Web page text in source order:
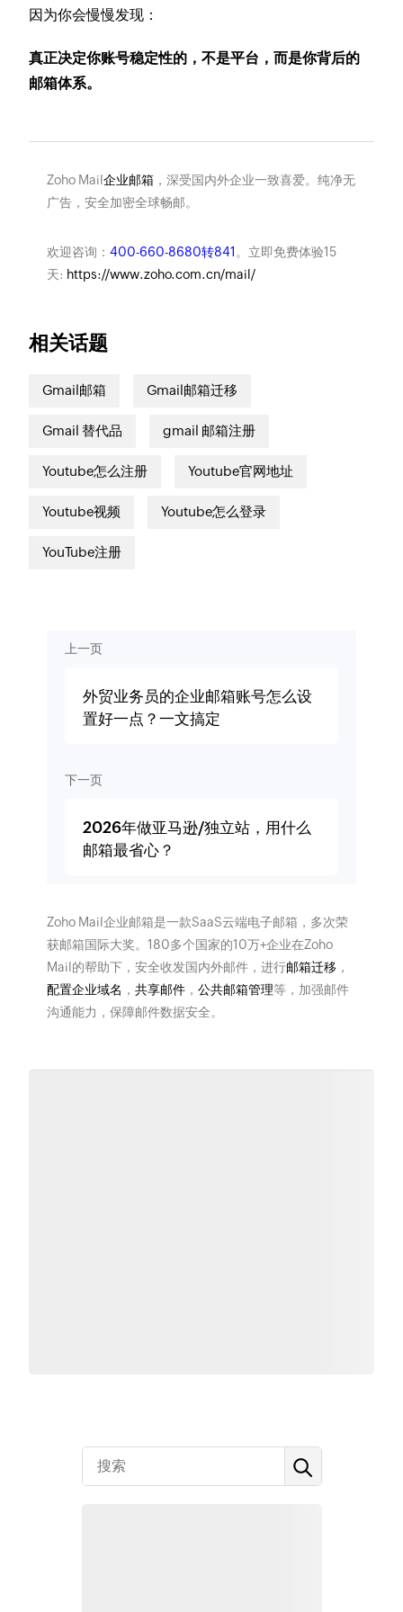
因为你会慢慢发现：
真正决定你账号稳定性的，不是平台，而是你背后的
邮箱体系。
Zoho Mail企业邮箱，深受国内外企业一致喜爱。纯净无
广告，安全加密全球畅邮。
欢迎咨询： 400-660-8680转841 。立即免费体验15
天: https://www.zoho.com.cn/mail/
相关话题
Gmail邮箱 Gmail邮箱迁移
Gmail 替代品 gmail 邮箱注册
Youtube怎么注册 Youtube官网地址
Youtube视频 Youtube怎么登录
YouTube注册
上一页
外贸业务员的企业邮箱账号怎么设
置好一点？一文搞定
下一页
2026年做亚马逊/独立站，用什么
邮箱最省心？
Zoho Mail企业邮箱是一款SaaS云端电子邮箱，多次荣
获邮箱国际大奖。180多个国家的10万+企业在Zoho
Mail的帮助下，安全收发国内外邮件，进行邮箱迁移 ，
配置企业域名 ， 共享邮件， 公共邮箱管理等，加强邮件
沟通能力，保障邮件数据安全。